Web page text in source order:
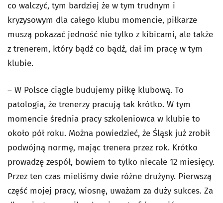
co walczyć, tym bardziej że w tym trudnym i
kryzysowym dla całego klubu momencie, piłkarze
muszą pokazać jedność nie tylko z kibicami, ale także
z trenerem, który bądź co bądź, dał im pracę w tym
klubie.
– W Polsce ciągle budujemy piłkę klubową. To
patologia, że trenerzy pracują tak krótko. W tym
momencie średnia pracy szkoleniowca w klubie to
około pół roku. Można powiedzieć, że Śląsk już zrobił
podwójną normę, mając trenera przez rok. Krótko
prowadzę zespół, bowiem to tylko niecałe 12 miesięcy.
Przez ten czas mieliśmy dwie różne drużyny. Pierwszą
część mojej pracy, wiosnę, uważam za duży sukces. Za